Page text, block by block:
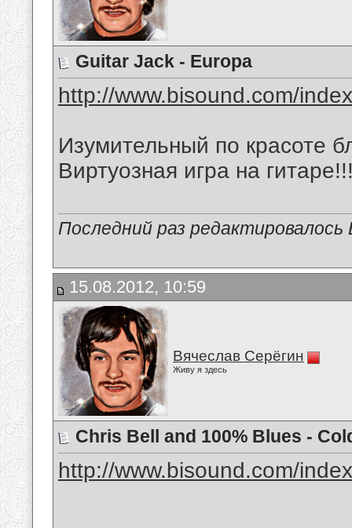
Guitar Jack - Europa
http://www.bisound.com/
Изумительный по красоте
Виртуозная игра на
Последний раз
15.08.2012, 10:59
Вячеслав Серёгин
Живу я здесь
Chris Bell and 100% Blues -
http://www.bisound.com/